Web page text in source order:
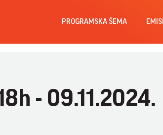
PROGRAMSKA ŠEMA
- 09.11.2024.